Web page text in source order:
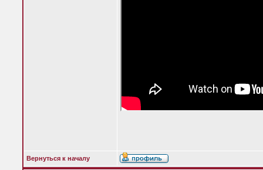
Вернуться к началу